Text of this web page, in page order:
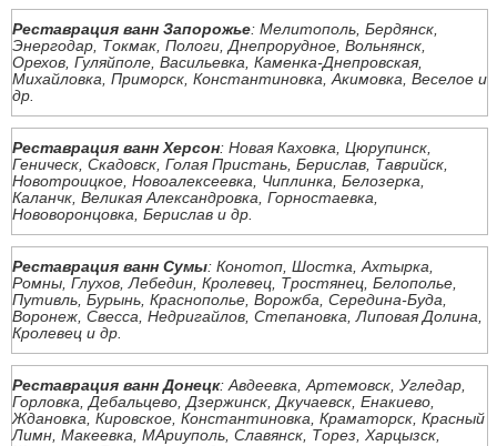
Реставрация ванн Запорожье: Мелитополь, Бердянск,
Энергодар, Токмак, Пологи, Днепрорудное, Вольнянск,
Орехов, Гуляйполе, Васильевка, Каменка-Днепровская,
Михайловка, Приморск, Константиновка, Акимовка, Веселое и
др.
Реставрация ванн Херсон: Новая Каховка, Цюрупинск,
Геническ, Скадовск, Голая Пристань, Берислав, Таврийск,
Новотроицкое, Новоалексеевка, Чиплинка, Белозерка,
Каланчк, Великая Александровка, Горностаевка,
Нововоронцовка, Берислав и др.
Реставрация ванн Сумы: Конотоп, Шостка, Ахтырка,
Ромны, Глухов, Лебедин, Кролевец, Тростянец, Белополье,
Путивль, Бурынь, Краснополье, Ворожба, Середина-Буда,
Воронеж, Свесса, Недригайлов, Степановка, Липовая Долина,
Кролевец и др.
Реставрация ванн Донецк: Авдеевка, Артемовск, Угледар,
Горловка, Дебальцево, Дзержинск, Дкучаевск, Енакиево,
Ждановка, Кировское, Константиновка, Краматорск, Красный
Лимн, Макеевка, МАриуполь, Славянск, Торез, Харцызск,